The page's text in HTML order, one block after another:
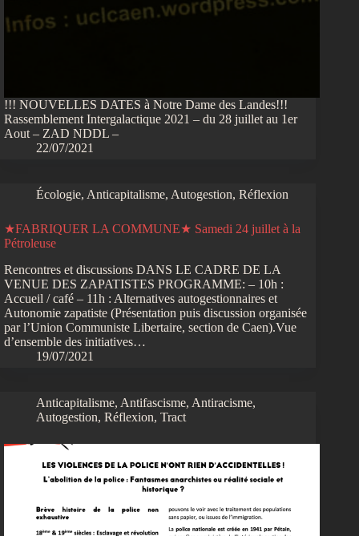
!!! NOUVELLES DATES à Notre Dame des Landes!!!
Rassemblement Intergalactique 2021 – du 28 juillet au 1er
Aout – ZAD NDDL –
22/07/2021
Écologie, Anticapitalisme, Autogestion, Réflexion
★FABRIQUER LA COMMUNE★ Samedi 24 juillet à la
Pétroleuse
Rencontres et discussions DANS LE CADRE DE LA
VENUE DES ZAPATISTES PROGRAMME: – 10h :
Accueil / café – 11h : Alternatives autogestionnaires et
Autonomie zapatiste (Présentation puis discussion organisée
par l’Union Communiste Libertaire, section de Caen).Vue
d’ensemble des initiatives…
19/07/2021
Anticapitalisme, Antifascisme, Antiracisme,
Autogestion, Réflexion, Tract